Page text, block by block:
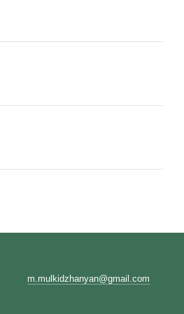
m.mulkidzhanyan@gmail.com